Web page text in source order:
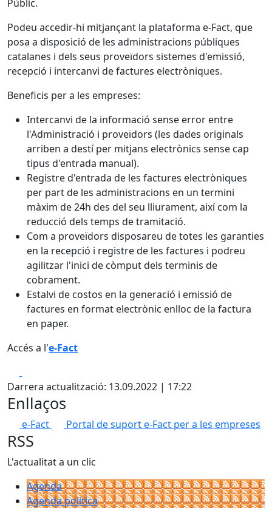
Públic.
Podeu accedir-hi mitjançant la plataforma e-Fact, que
posa a disposició de les administracions públiques
catalanes i dels seus proveïdors sistemes d'emissió,
recepció i intercanvi de factures electròniques.
Beneficis per a les empreses:
Intercanvi de la informació sense error entre
l'Administració i proveïdors (les dades originals
arriben a destí per mitjans electrònics sense cap
tipus d'entrada manual).
Registre d'entrada de les factures electròniques
per part de les administracions en un termini
màxim de 24h des del seu lliurament, així com la
reducció dels temps de tramitació.
Com a proveïdors disposareu de totes les garanties
en la recepció i registre de les factures i podreu
agilitzar l'inici de còmput dels terminis de
cobrament.
Estalvi de costos en la generació i emissió de
factures en format electrònic enlloc de la factura
en paper.
Accés a l'e-Fact
Darrera actualització: 13.09.2022 | 17:22
Enllaços
e-Fact Portal de suport e-Fact per a les empreses
RSS
L'actualitat a un clic
Agenda
Agenda política